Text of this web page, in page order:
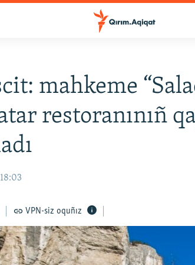
mahkeme
restoranınıñ
VPN-siz oquñız